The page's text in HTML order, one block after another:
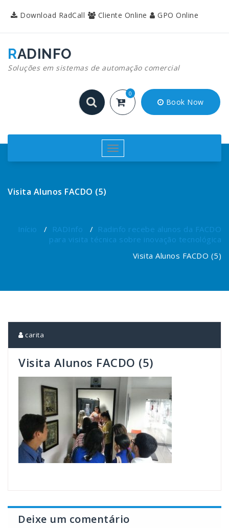
para Download RadCall Cliente Online GPO Online
RADINFO
Soluções em sistemas de automação comercial
0
Book Now
Alternar
navegação
Visita Alunos FACDO (5)
Início / RADInfo / Radinfo recebe alunos da FACDO
para visita técnica sobre inovação tecnológica
Visita Alunos FACDO (5)
carita
Visita Alunos FACDO (5)
Deixe um comentário